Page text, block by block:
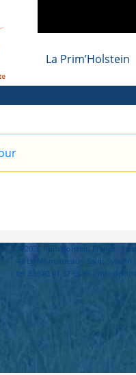
La Prim’Holstein
© 2026 Prim'Holstein France -
42 Le Montsoreau - Saint
tel 33 (0)2 41 37 66 66 -